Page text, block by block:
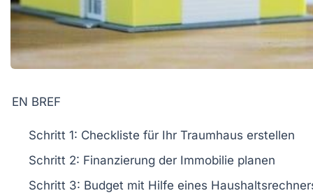
EN BREF
Schritt 1: Checkliste für Ihr Traumhaus erstellen
Schritt 2: Finanzierung der Immobilie planen
Schritt 3: Budget mit Hilfe eines